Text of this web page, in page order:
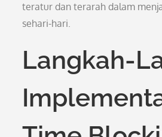
teratur dan terarah dalam
sehari-hari.
Langkah-